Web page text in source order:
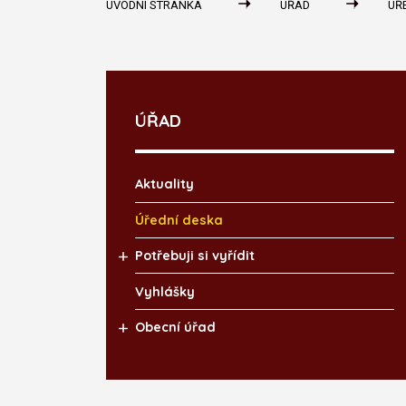
ÚVODNÍ STRÁNKA ÚŘAD
ÚŘAD
Aktuality
Úřední deska
Potřebuji si vyřídit
Vyhlášky
Obecní úřad